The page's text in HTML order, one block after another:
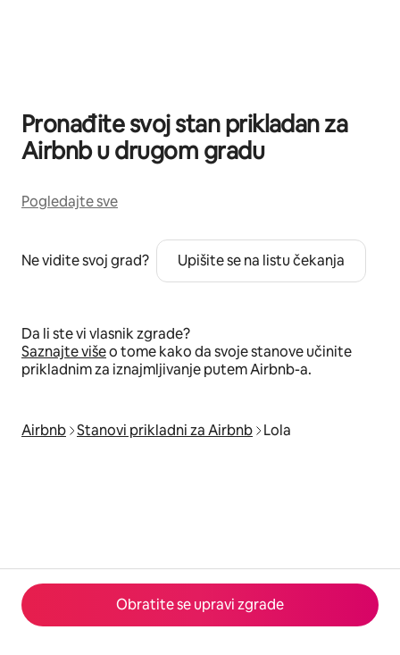
Obratite se upravi zgrade
Pronađite svoj stan prikladan za
Airbnb u drugom gradu
Pogledajte sve
Ne vidite svoj grad? Upišite se na listu čekanja
Da li ste vi vlasnik zgrade?
Saznajte višeo tome kako da svoje stanove učinite
prikladnim za iznajmljivanje putem Airbnb-a.
Airbnb Stanovi prikladni za Airbnb Lola